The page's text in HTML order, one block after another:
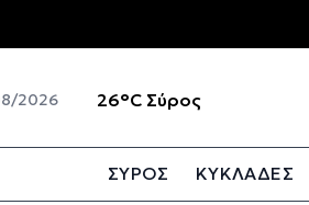
κυρίως περιεχόμενο
2026 26°C Σύρος
ΣΥΡΟΣ ΚΥΚΛΑΔΕΣ